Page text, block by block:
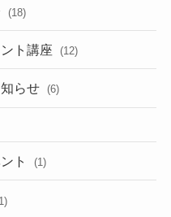
(18)
ト講座 (12)
らせ (6)
ト (1)